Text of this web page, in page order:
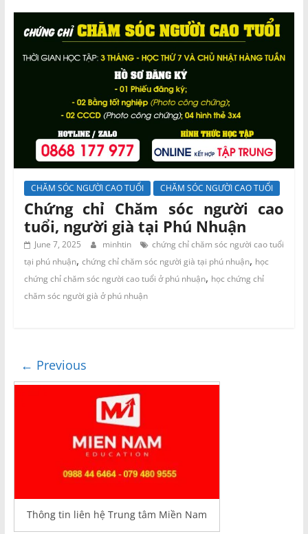
CHĂM SÓC NGƯỜI CAO TUỔI CHĂM SÓC NGƯỜI CAO TUỔI
Chứng chỉ Chăm sóc người cao
tuổi, người già tại Phú Nhuận
June 7, 2025 minhtin
chứng chỉ chăm sóc người cao tuổi
tại phú nhuận, chứng chỉ chăm sóc người già tại phú nhuận, học
chứng chỉ chăm sóc người cao tuổi ở phú nhuận, học chứng chỉ
chăm sóc người già ở phú nhuận
← Previous
Thông tin liên hệ Trung tâm Miền Nam